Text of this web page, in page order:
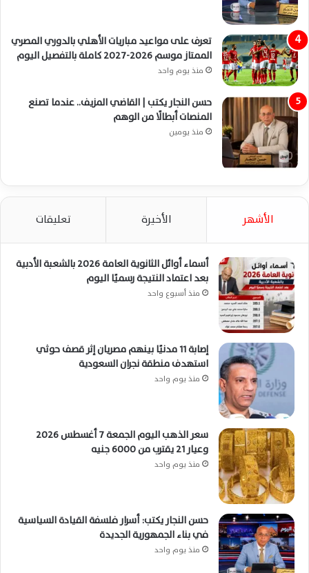
تعرف على مواعيد مباريات الأهلي بالدوري المصري
الممتاز موسم 2026-2027 كاملة بالتفصيل اليوم
منذ يوم واحد
حسن النجار يكتب | القاضي المزيف.. عندما تصنع
المنصات أبطالًا من الوهم
منذ يومين
الأشهر الأخيرة تعليقات
أسماء أوائل الثانوية العامة 2026 بالشعبة الأدبية
بعد اعتماد النتيجة رسميًا اليوم
منذ أسبوع واحد
إصابة 11 مدنيًا بينهم مصريان إثر قصف حوثي
استهدف منطقة نجران السعودية
منذ يوم واحد
سعر الذهب اليوم الجمعة 7 أغسطس 2026
وعيار 21 يقترب من 6000 جنيه
منذ يوم واحد
حسن النجار يكتب: أسرار فلسفة القيادة السياسية
في بناء الجمهورية الجديدة
منذ يوم واحد